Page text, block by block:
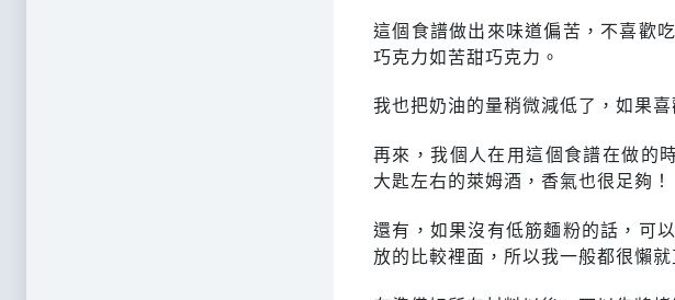
這個食譜做出來味道偏苦，不喜歡
巧克力如苦甜巧克力。
我也把奶油的量稍微減低了，如果
再來，我個人在用這個食譜在做的
大匙左右的萊姆酒，香氣也很足夠！
還有，如果沒有低筋麵粉的話，可
放的比較裡面，所以我一般都很懶